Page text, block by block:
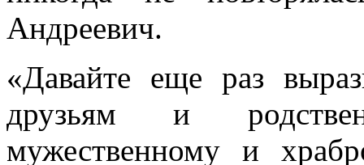
Андреевич.
«Давайте еще раз
друзьям и
мужественному и